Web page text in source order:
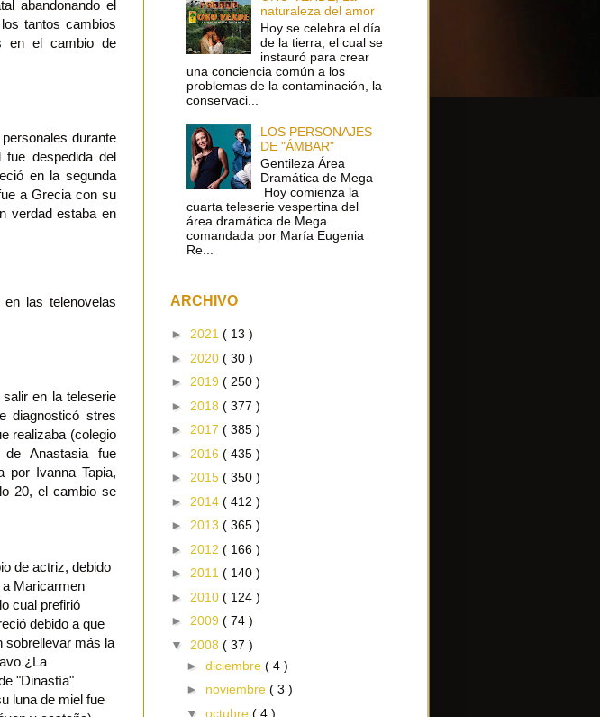
abandonando el
tantos cambios
en el cambio de
durante
despedida del
en la segunda
a Grecia con su
verdad estaba en
las telenovelas
en la teleserie
diagnosticó stres
realizaba (colegio
Anastasia fue
por Ivanna Tapia,
20, el cambio se
de actriz, debido
Maricarmen
cual prefirió
debido a que
sobrellevar más la
¿La
"Dinastía"
luna de miel fue
naturaleza del amor
Hoy se celebra el día
de la tierra, el cual se
instauró para crear
una conciencia común a los
problemas de la contaminación, la
conservaci...
LOS PERSONAJES
DE "ÁMBAR"
Gentileza Área
Dramática de Mega
Hoy comienza la
cuarta teleserie vespertina del
área dramática de Mega
comandada por María Eugenia
Re...
ARCHIVO
► 2021 ( 13 )
► 2020 ( 30 )
► 2019 ( 250 )
► 2018 ( 377 )
► 2017 ( 385 )
► 2016 ( 435 )
► 2015 ( 350 )
► 2014 ( 412 )
► 2013 ( 365 )
► 2012 ( 166 )
► 2011 ( 140 )
► 2010 ( 124 )
► 2009 ( 74 )
▼ 2008 ( 37 )
► diciembre ( 4 )
► noviembre ( 3 )
▼ octubre ( 4 )